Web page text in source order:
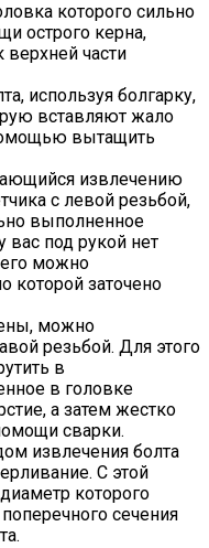
которого сильно
острого керна,
верхней части
используя болгарку,
вставляют жало
вытащить
извлечению
с левой резьбой,
выполненное
вас под рукой нет
можно
которой заточено
можно
резьбой. Для этого
в
в головке
а затем жестко
сварки.
извлечения болта
С этой
которого
сечения